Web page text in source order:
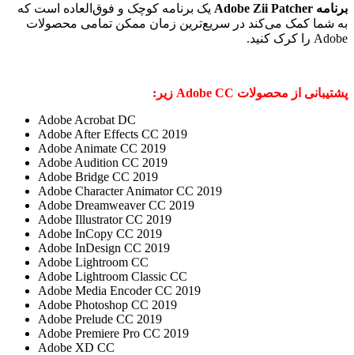
برنامه Adobe Zii Patcher
یک برنامه کوچک و فوق‌العاده است که
به شما کمک می‌کند در سریع‌ترین زمان ممکن تمامی محصولات
Adobe را کرک کنید.
پشتیبانی از محصولات Adobe CC زیر:
Adobe Acrobat DC
Adobe After Effects CC 2019
Adobe Animate CC 2019
Adobe Audition CC 2019
Adobe Bridge CC 2019
Adobe Character Animator CC 2019
Adobe Dreamweaver CC 2019
Adobe Illustrator CC 2019
Adobe InCopy CC 2019
Adobe InDesign CC 2019
Adobe Lightroom CC
Adobe Lightroom Classic CC
Adobe Media Encoder CC 2019
Adobe Photoshop CC 2019
Adobe Prelude CC 2019
Adobe Premiere Pro CC 2019
Adobe XD CC